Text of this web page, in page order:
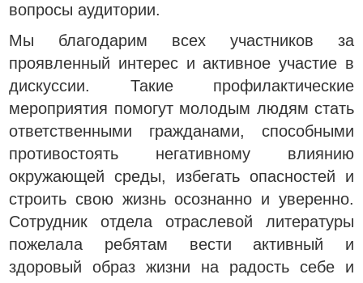
вопросы аудитории.
Мы благодарим всех участников за
проявленный интерес и активное участие в
дискуссии. Такие профилактические
мероприятия помогут молодым людям стать
ответственными гражданами, способными
противостоять негативному влиянию
окружающей среды, избегать опасностей и
строить свою жизнь осознанно и уверенно.
Сотрудник отдела отраслевой литературы
пожелала ребятам вести активный и
здоровый образ жизни на радость себе и